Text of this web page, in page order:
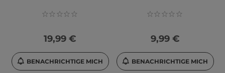
19,99 €
BENACHRICHTIGE MICH
9,99 €
BENACHRICHTIGE MICH